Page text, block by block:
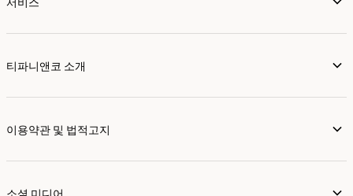
티파니앤코 소개
이용약관 및 법적고지